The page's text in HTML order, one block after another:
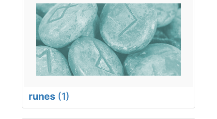
runes (1)